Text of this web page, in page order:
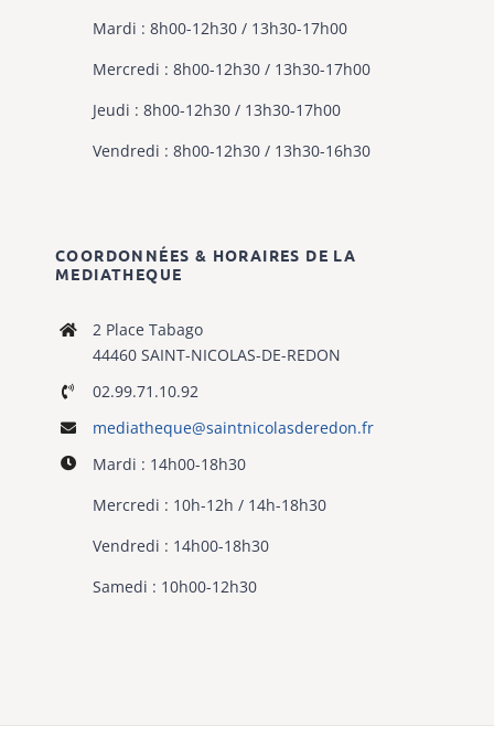
Mardi : 8h00-12h30 / 13h30-17h00
Mercredi : 8h00-12h30 / 13h30-17h00
Jeudi : 8h00-12h30 / 13h30-17h00
Vendredi : 8h00-12h30 / 13h30-16h30
COORDONNÉES & HORAIRES DE LA
MEDIATHEQUE
2 Place Tabago
44460 SAINT-NICOLAS-DE-REDON
02.99.71.10.92
mediatheque@saintnicolasderedon.fr
Mardi : 14h00-18h30
Mercredi : 10h-12h / 14h-18h30
Vendredi : 14h00-18h30
Samedi : 10h00-12h30